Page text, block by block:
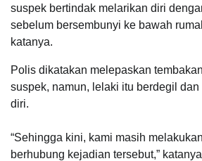
suspek bertindak melarikan diri
sebelum bersembunyi ke bawah
katanya.
Polis dikatakan melepaskan
suspek, namun, lelaki itu berdegil
diri.
“Sehingga kini, kami masih
berhubung kejadian tersebut,”